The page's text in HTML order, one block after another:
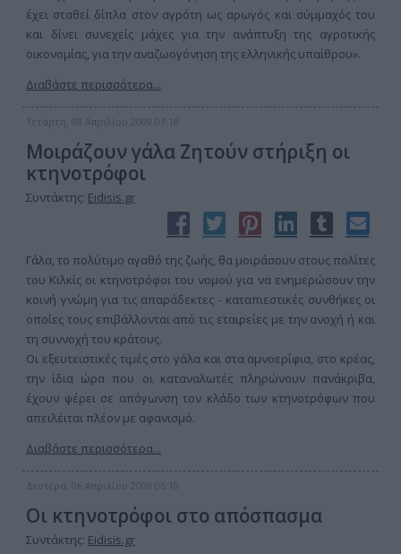
έχει σταθεί δίπλα στον αγρότη ως αρωγός και σύμμαχός του
και δίνει συνεχείς μάχες για την ανάπτυξη της αγροτικής
οικονομίας, για την αναζωογόνηση της ελληνικής υπαίθρου».
Διαβάστε περισσότερα...
Τετάρτη, 08 Απριλίου 2009 07:18
Μοιράζουν γάλα Ζητούν στήριξη οι
κτηνοτρόφοι
Συντάκτης: Eidisis.gr
Γάλα, το πολύτιμο αγαθό της ζωής, θα μοιράσουν στους πολίτες
του Κιλκίς οι κτηνοτρόφοι του νομού για να ενημερώσουν την
κοινή γνώμη για τις απαράδεκτες - καταπιεστικές συνθήκες οι
οποίες τους επιβάλλονται από τις εταιρείες με την ανοχή ή και
τη συννοχή του κράτους.
Οι εξευτειστικές τιμές στο γάλα και στα αμνοερίφια, στο κρέας,
την ίδια ώρα που οι καταναλωτές πληρώνουν πανάκριβα,
έχουν φέρει σε απόγωνση τον κλάδο των κτηνοτρόφων που
απειλέιται πλέον με αφανισμό.
Διαβάστε περισσότερα...
Δευτέρα, 06 Απριλίου 2009 06:10
Οι κτηνοτρόφοι στο απόσπασμα
Συντάκτης: Eidisis.gr